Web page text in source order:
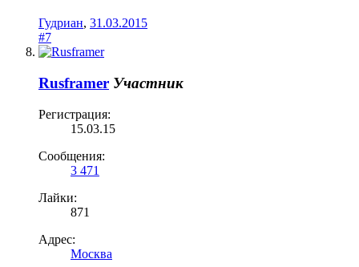
Гудриан, 31.03.2015
#7
Rusframer Участник
Регистрация:
15.03.15
Сообщения:
3 471
Лайки:
871
Адрес:
Москва